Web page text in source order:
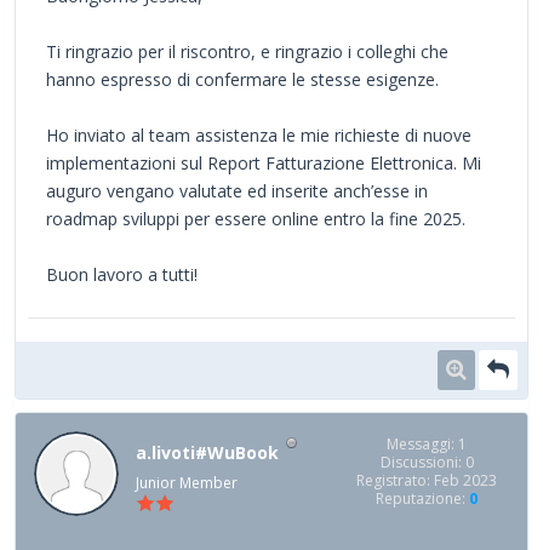
Ti ringrazio per il riscontro, e ringrazio i colleghi che
hanno espresso di confermare le stesse esigenze.
Ho inviato al team assistenza le mie richieste di nuove
implementazioni sul Report Fatturazione Elettronica. Mi
auguro vengano valutate ed inserite anch’esse in
roadmap sviluppi per essere online entro la fine 2025.
Buon lavoro a tutti!
a.livoti#WuBook
Junior Member
Messaggi: 1
Discussioni: 0
Registrato: Feb 2023
Reputazione: 0